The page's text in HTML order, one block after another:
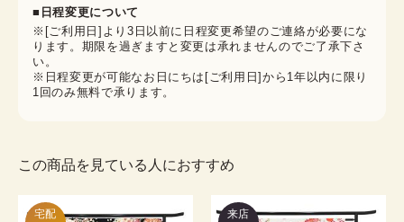
■日程変更について
※[ご利用日]より3日以前に日程変更希望のご連絡が必要にな
ります。期限を過ぎますと変更は承れませんのでご了承下さ
い。
※日程変更が可能なお日にちは[ご利用日]から1年以内に限り
1回のみ無料で承ります。
この商品を見ている人におすすめ
宅配
来店